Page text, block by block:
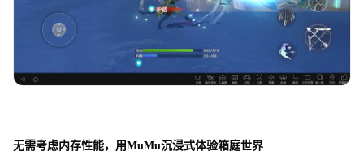
无需考虑内存性能，用MuMu沉浸式体验箱庭世界